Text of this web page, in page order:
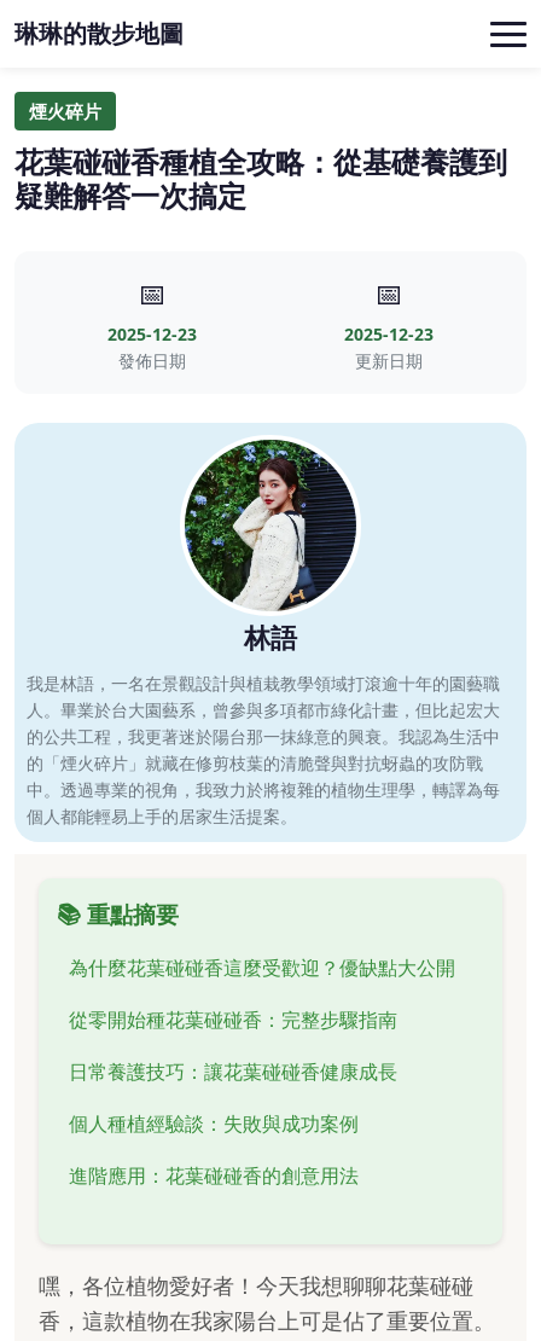
琳琳的散步地圖
煙火碎片
花葉碰碰香種植全攻略：從基礎養護到
疑難解答一次搞定
📅
2025-12-23
發佈日期
📅
2025-12-23
更新日期
林語
我是林語，一名在景觀設計與植栽教學領域打滾逾十年的園藝職
人。畢業於台大園藝系，曾參與多項都市綠化計畫，但比起宏大
的公共工程，我更著迷於陽台那一抹綠意的興衰。我認為生活中
的「煙火碎片」就藏在修剪枝葉的清脆聲與對抗蚜蟲的攻防戰
中。透過專業的視角，我致力於將複雜的植物生理學，轉譯為每
個人都能輕易上手的居家生活提案。
📚 重點摘要
為什麼花葉碰碰香這麼受歡迎？優缺點大公開
從零開始種花葉碰碰香：完整步驟指南
日常養護技巧：讓花葉碰碰香健康成長
個人種植經驗談：失敗與成功案例
進階應用：花葉碰碰香的創意用法
嘿，各位植物愛好者！今天我想聊聊花葉碰碰
香，這款植物在我家陽台上可是佔了重要位置。